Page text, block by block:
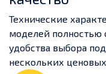
Технические
моделей полностью
удобства выбора
нескольких